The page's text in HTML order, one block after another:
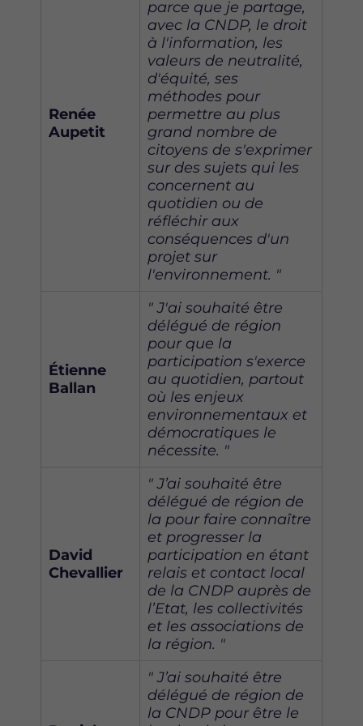
Renée
Aupetit
parce que je partage,
avec la CNDP, le droit
à l'information, les
valeurs de neutralité,
d'équité, ses
méthodes pour
permettre au plus
grand nombre de
citoyens de s'exprimer
sur des sujets qui les
concernent au
quotidien ou de
réfléchir aux
conséquences d'un
projet sur
l'environnement. "
Étienne
Ballan
" J'ai souhaité être
délégué de région
pour que la
participation s'exerce
au quotidien, partout
où les enjeux
environnementaux et
démocratiques le
nécessite. "
David
Chevallier
" J’ai souhaité être
délégué de région de
la pour faire connaître
et progresser la
participation en étant
relais et contact local
de la CNDP auprès de
l’Etat, les collectivités
et les associations de
la région. "
" J’ai souhaité être
délégué de région de
la CNDP pour être le